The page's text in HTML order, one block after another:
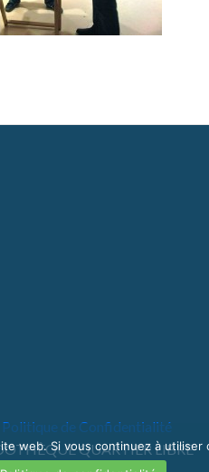
Politique de Confidentialité
QUARTIER LIBRE
web. Si vous continuez à